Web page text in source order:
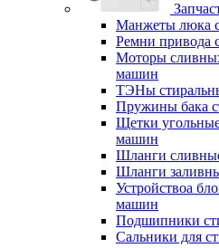
Манжеты люка
Ремни привода
Моторы
машин
ТЭНы
Пружины бака
Щетки
машин
Шланги
Шланги
Устройствоа
машин
Подшипники
Сальники для